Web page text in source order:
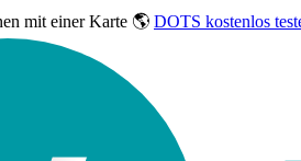
mit einer Karte 🌎 DOTS kostenlos